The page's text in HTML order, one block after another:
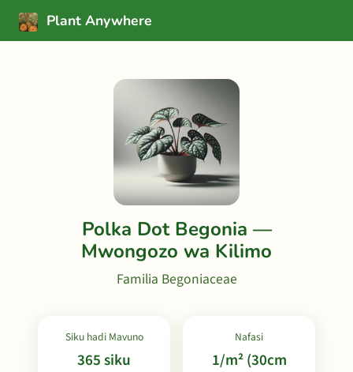
Plant Anywhere
Polka Dot Begonia —
Mwongozo wa Kilimo
Familia Begoniaceae
Siku hadi Mavuno
365 siku
Nafasi
1/m² (30cm